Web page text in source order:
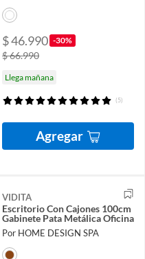
$ 46.990 -30%
$ 66.990
Llega mañana
(5)
Agregar
VIDITA
Escritorio Con Cajones 100cm
Gabinete Pata Metálica Oficina
Por HOME DESIGN SPA